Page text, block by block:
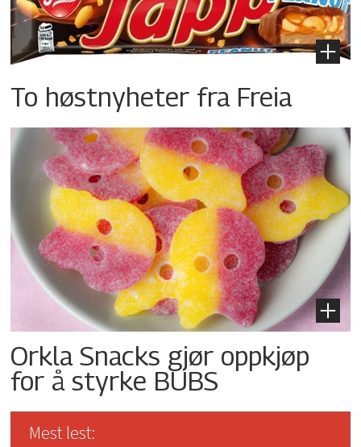
To høstnyheter fra Freia
Orkla Snacks gjør oppkjøp
for å styrke BUBS
Mest lest: